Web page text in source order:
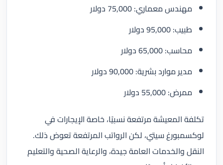
مهندس معماري: 75,000 دولار
طبيب: 95,000 دولار
محاسب: 65,000 دولار
مدير موارد بشرية: 90,000 دولار
ممرض: 55,000 دولار
تكلفة المعيشة مرتفعة نسبيًا، خاصة الإيجارات في
لوكسمبورغ سيتي، لكن الرواتب المرتفعة تعوض ذلك.
النقل والخدمات العامة جيدة، والرعاية الصحية والتعليم